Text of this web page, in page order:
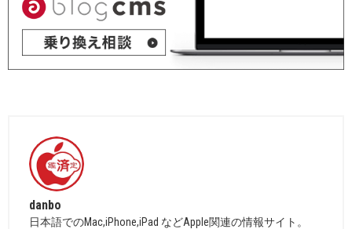
danbo
日本語でのMac,iPhone,iPad などApple関連の情報サイト。